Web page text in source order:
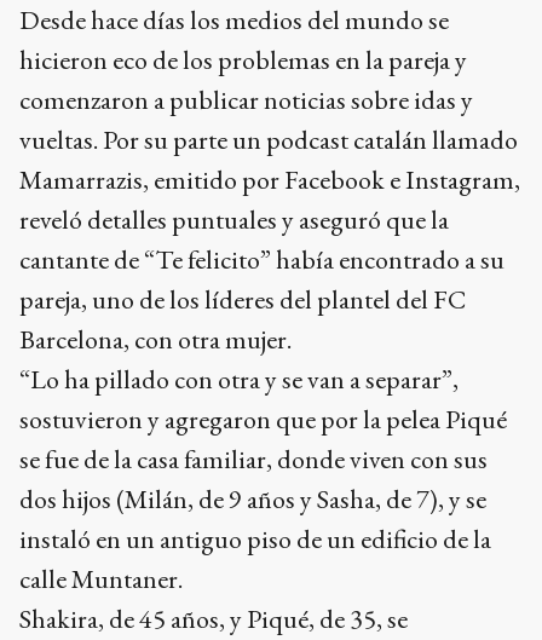
Desde hace días los medios del mundo se
hicieron eco de los problemas en la pareja y
comenzaron a publicar noticias sobre idas y
vueltas. Por su parte un podcast catalán llamado
Mamarrazis, emitido por Facebook e Instagram,
reveló detalles puntuales y aseguró que la
cantante de “Te felicito” había encontrado a su
pareja, uno de los líderes del plantel del FC
Barcelona, con otra mujer.
“Lo ha pillado con otra y se van a separar”,
sostuvieron y agregaron que por la pelea Piqué
se fue de la casa familiar, donde viven con sus
dos hijos (Milán, de 9 años y Sasha, de 7), y se
instaló en un antiguo piso de un edificio de la
calle Muntaner.
Shakira, de 45 años, y Piqué, de 35, se